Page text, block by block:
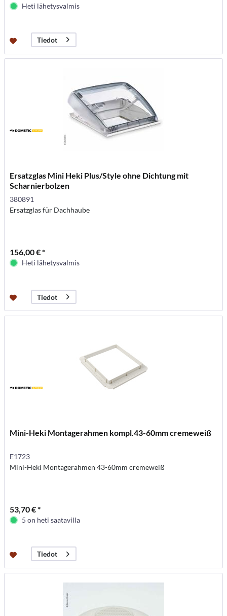
Heti lähetysvalmis
Tiedot
Ersatzglas Mini Heki Plus/Style ohne Dichtung mit
Scharnierbolzen
380891
Ersatzglas für Dachhaube
156,00 € *
Heti lähetysvalmis
Tiedot
Mini-Heki Montagerahmen kompl.43-60mm cremeweiß
E1723
Mini-Heki Montagerahmen 43-60mm cremeweiß
53,70 € *
5 on heti saatavilla
Tiedot